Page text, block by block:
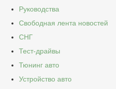
Руководства
Свободная лента новостей
СНГ
Тест-драйвы
Тюнинг авто
Устройство авто